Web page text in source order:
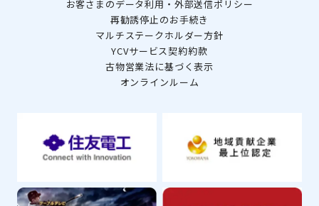
お客さまのデータ利用・外部送信ポリシー
再勧誘停止のお手続き
マルチステークホルダー方針
YCVサービス契約約款
古物営業法に基づく表示
オンラインルーム